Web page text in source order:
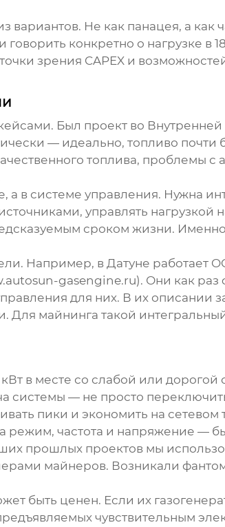
вариантов. Не как панацея, а как
конкретно о нагрузке в
зрения CAPEX и
Был проект во
— идеально, топливо
топлива, проблемы с
в системе управления. Нужна
управлять нагрузкой
сроком жизни. Именно
Например, в Датуне работает
gasengine.ru). Они как раз
для них. В их описании
Для майнинга такой
в месте со слабой или
системы — не просто
пики и экономить на сетевом
режим, частота и напряжение —
прошлых проектов мы
майнеров. Возникали
быть ценен. Если их
чувствительным